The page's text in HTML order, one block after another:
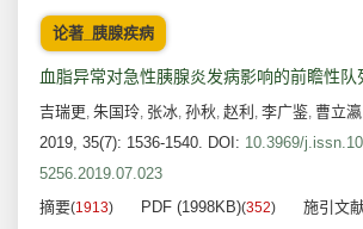
论著_胰腺疾病
血脂异常对急性胰腺炎发病影响的前瞻性队
吉瑞更, 朱国玲, 张冰, 孙秋, 赵利 , 李广鉴, 曹立瀛
2019, 35(7): 1536-1540. DOI: 10.3969/
5256.2019.07.023
摘要(1913) PDF (1998KB)(352) 施引文